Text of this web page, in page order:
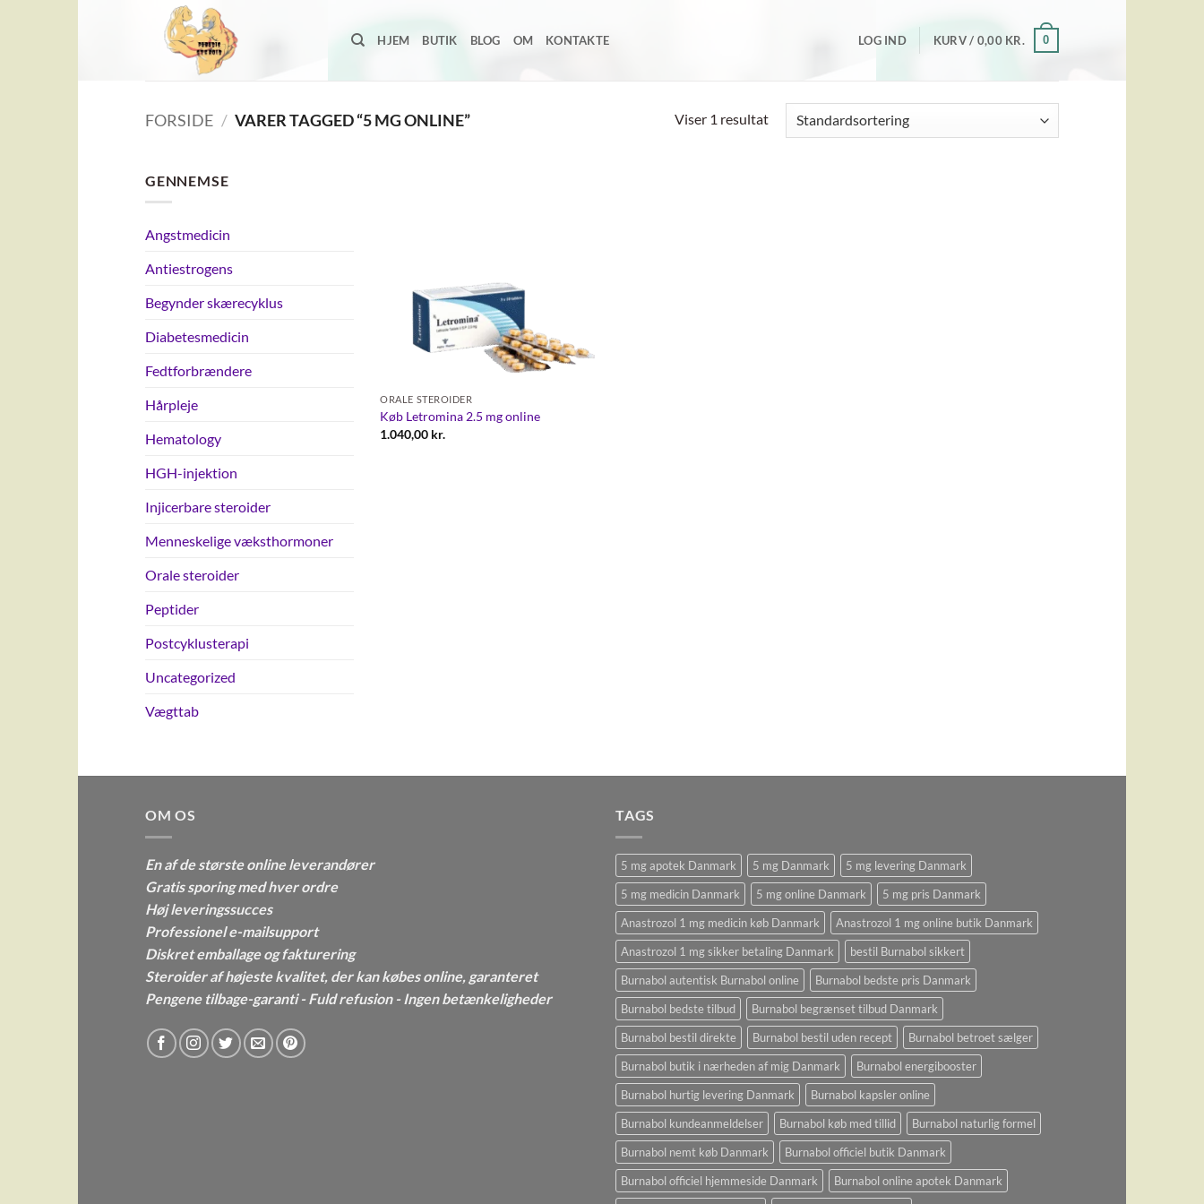
HJEM BUTIK BLOG OM KONTAKTE LOG IND KURV / 0,00 KR. 0
FORSIDE / VARER TAGGED “5 MG ONLINE” Viser 1 resultat
GENNEMSE
Angstmedicin
Antiestrogens
Begynder skærecyklus
Diabetesmedicin
Fedtforbrændere
Hårpleje
Hematology
HGH-injektion
Injicerbare steroider
Menneskelige væksthormoner
Orale steroider
Peptider
Postcyklusterapi
Uncategorized
Vægttab
ORALE STEROIDER
Køb Letromina 2.5 mg online
1.040,00 kr.
OM OS
En af de største online leverandører
Gratis sporing med hver ordre
Høj leveringssucces
Professionel e-mailsupport
Diskret emballage og fakturering
Steroider af højeste kvalitet, der kan købes online, garanteret
Pengene tilbage-garanti - Fuld refusion - Ingen betænkeligheder
TAGS
5 mg apotek Danmark 5 mg Danmark
5 mg levering Danmark
5 mg medicin Danmark
5 mg online Danmark
5 mg pris Danmark
Anastrozol 1 mg medicin køb Danmark
Anastrozol 1 mg online butik Danmark
Anastrozol 1 mg sikker betaling Danmark
bestil Burnabol sikkert
Burnabol autentisk Burnabol online
Burnabol bedste pris Danmark
Burnabol bedste tilbud
Burnabol begrænset tilbud Danmark
Burnabol bestil direkte
Burnabol bestil uden recept
Burnabol betroet sælger
Burnabol butik i nærheden af ​​mig Danmark
Burnabol energibooster
Burnabol hurtig levering Danmark
Burnabol kapsler online
Burnabol kundeanmeldelser
Burnabol køb med tillid
Burnabol naturlig formel
Burnabol nemt køb Danmark
Burnabol officiel butik Danmark
Burnabol officiel hjemmeside Danmark
Burnabol online apotek Danmark